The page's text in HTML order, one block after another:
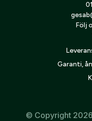
avancerad glasteknik
säkerställer optimal
Följ
Garanti,
© Copyright